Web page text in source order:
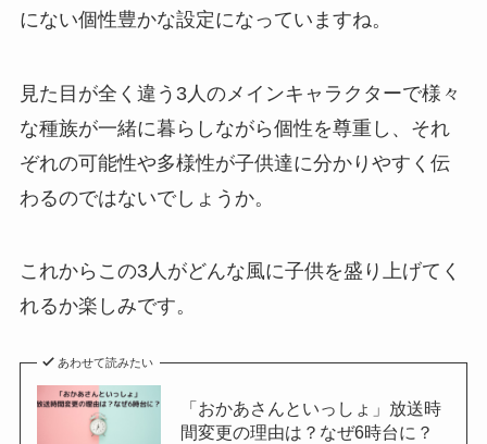
にない個性豊かな設定になっていますね。
見た目が全く違う3人のメインキャラクターで様々
な種族が一緒に暮らしながら個性を尊重し、それ
ぞれの可能性や多様性が子供達に分かりやすく伝
わるのではないでしょうか。
これからこの3人がどんな風に子供を盛り上げてく
れるか楽しみです。
あわせて読みたい
「おかあさんといっしょ」放送時
間変更の理由は？なぜ6時台に？